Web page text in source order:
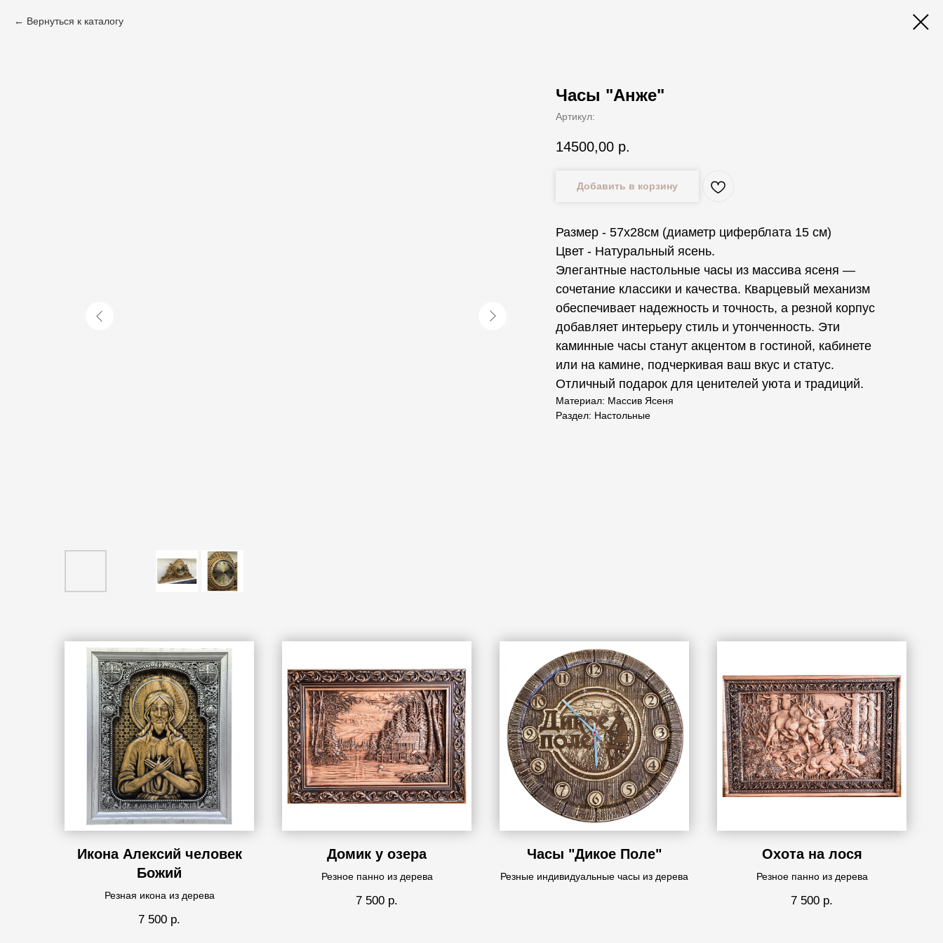
Вернуться к каталогу
Часы "Анже"
Артикул:
14500,00 р.
Добавить в корзину
Размер - 57х28см (диаметр циферблата 15 см)
Цвет - Натуральный ясень.
Элегантные настольные часы из массива ясеня —
сочетание классики и качества. Кварцевый механизм
обеспечивает надежность и точность, а резной корпус
добавляет интерьеру стиль и утонченность. Эти
каминные часы станут акцентом в гостиной, кабинете
или на камине, подчеркивая ваш вкус и статус.
Отличный подарок для ценителей уюта и традиций.
Материал: Массив Ясеня
Раздел: Настольные
Икона Алексий человек
Божий
Резная икона из дерева
7 500 р.
Домик у озера
Резное панно из дерева
7 500 р.
Часы "Дикое Поле"
Резные индивидуальные часы из дерева
Охота на лося
Резное панно из дерева
7 500 р.